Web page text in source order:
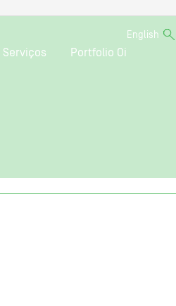
English
Serviços Portfolio Oi